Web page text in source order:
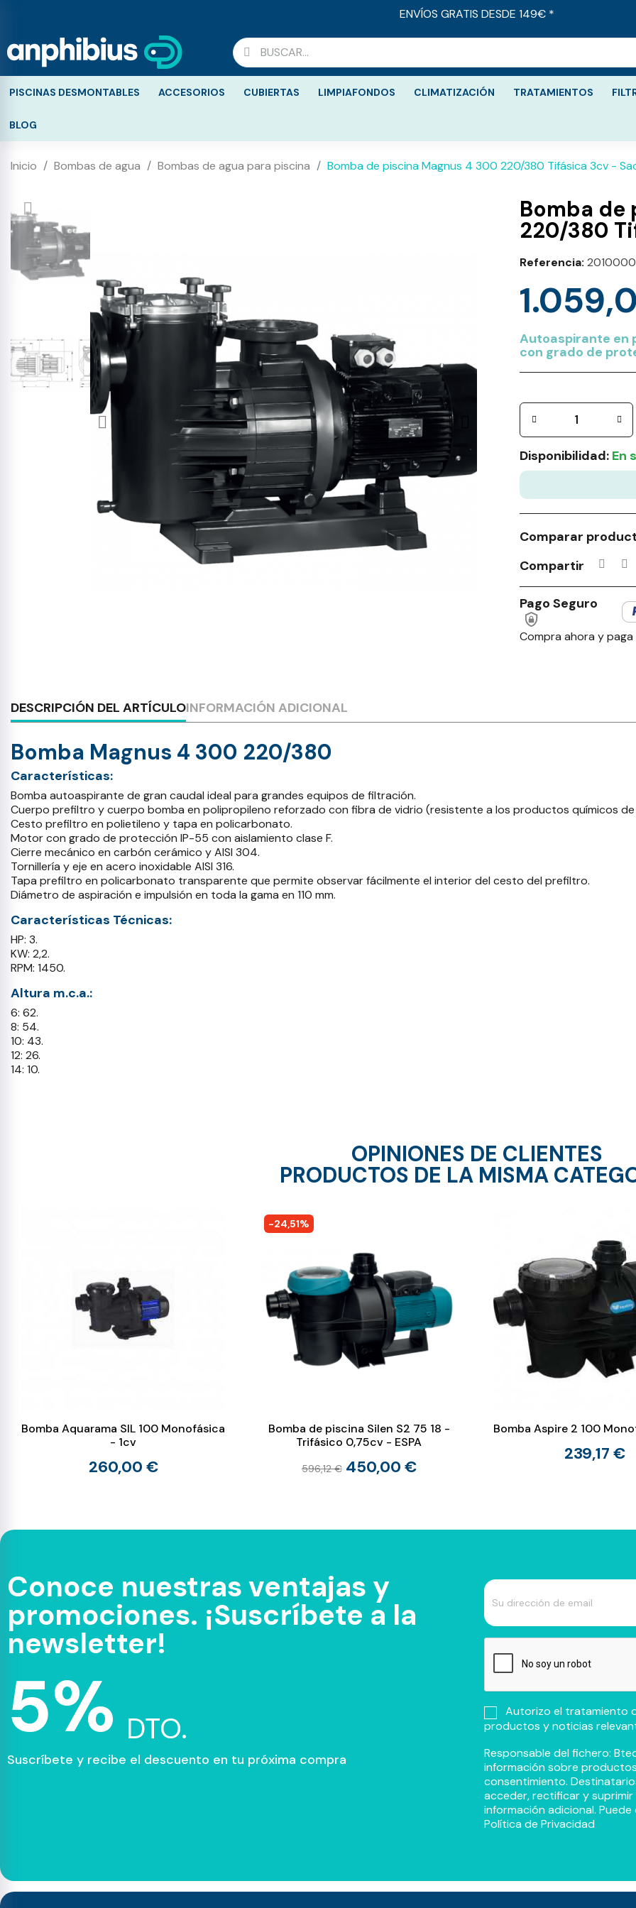
ENVÍOS GRATIS DESDE 149€ *
PISCINAS DESMONTABLES ACCESORIOS CUBIERTAS LIMPIAFONDOS CLIMATIZACIÓN TRATAMIENTOS
BLOG
Inicio Bombas de agua Bombas de agua para piscina Bomba de piscina Magnus 4 300 220/380 Tifásica 3cv -
Bomba de
220/380
Referencia
Autoaspirante en
con grado de
Disponibilidad: En
Comparar
Compartir
Pago Seguro
Compra ahora y
DESCRIPCIÓN DEL ARTÍCULOINFORMACIÓN ADICIONAL
Bomba Magnus 4 300 220/380
Características:
Bomba autoaspirante de gran caudal ideal para grandes equipos de filtración.
Cuerpo prefiltro y cuerpo bomba en polipropileno reforzado con fibra de vidrio (resistente a los productos químicos de
Cesto prefiltro en polietileno y tapa en policarbonato.
Motor con grado de protección IP-55 con aislamiento clase F.
Cierre mecánico en carbón cerámico y AISI 304.
Tornillería y eje en acero inoxidable AISI 316.
Tapa prefiltro en policarbonato transparente que permite observar fácilmente el interior del cesto del prefiltro.
Diámetro de aspiración e impulsión en toda la gama en 110 mm.
Características Técnicas:
HP: 3.
KW: 2,2.
RPM: 1450.
Altura m.c.a.:
6: 62.
8: 54.
10: 43.
12: 26.
14: 10.
OPINIONES DE CLIENTES
PRODUCTOS DE LA MISMA
Bomba Aquarama SIL 100 Monofásica
- 1cv
260,00 €
-24,51%
Bomba de piscina Silen S2 75 18 -
Trifásico 0,75cv - ESPA
596,12 € 450,00 €
Bomba Aspire 2 100
239,17 €
Conoce nuestras ventajas y
promociones. ¡Suscríbete a la
newsletter!
5% DTO.
Suscríbete y recibe el descuento en tu próxima compra
Autorizo el tratamiento
productos y noticias
Responsable del fichero:
información sobre
consentimiento.
acceder, rectificar y
información adicional.
Política de Privacidad